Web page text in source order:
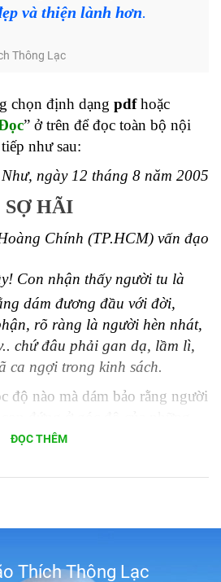
và thiện lành hơn.
Thông Lạc
chọn định dạng pdfhoặc
” ở trên để đọc toàn bộ nội
như sau:
ngày 12 tháng 8 năm 2005
SỢ HÃI
Chính (TP.HCM) vấn đạo
Con nhận thấy người tu là
dám đương đầu với đời,
rõ ràng là người hèn nhát,
chứ đâu phải gan dạ, lầm lì,
ca ngợi trong kinh sách.
độ nào mà dám bảo rằng người
lợi, về tình yêu mà nói ư?
trốn đời. Đức Phật dạy đời
như thật, là để cho quý vị biết
khổ để sợ hãi tránh né trốn
ĐỌC THÊM
Thích Thông Lạc